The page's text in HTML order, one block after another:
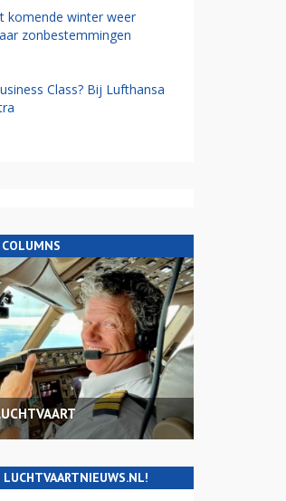
komende winter weer
zonbestemmingen
Class? Bij Lufthansa
COLUMNS
LUCHTVAARTNIEUWS.NL!